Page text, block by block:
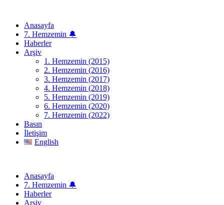
Anasayfa
7. Hemzemin 🔔
Haberler
Arşiv
1. Hemzemin (2015)
2. Hemzemin (2016)
3. Hemzemin (2017)
4. Hemzemin (2018)
5. Hemzemin (2019)
6. Hemzemin (2020)
7. Hemzemin (2022)
Basın
İletişim
English
Anasayfa
7. Hemzemin 🔔
Haberler
Arşiv